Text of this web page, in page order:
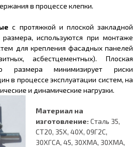
в процессе клепки.
с протяжкой и плоской закладной
размера, используются при монтаже
для крепления фасадных панелей
асбестцементных). Плоская
размера минимизирует риски
в процессе эксплуатации систем, на
и динамические нагрузки.
Материал на
изготовление: Сталь 35,
СТ20, 35Х, 40Х, 09Г2С,
30ХГСА, 45, 30ХМА, 30ХМА,